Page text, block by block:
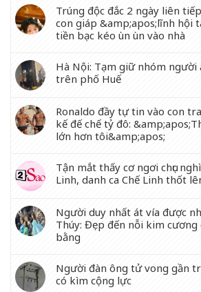
Trúng độc đắc 2 ngày liên
con giáp &amp;apos;lĩnh hội
tiền bạc kéo ùn ùn vào nhà
Hà Nội: Tạm giữ nhóm người
trên phố Huế
Ronaldo đầy tự tin vào con
kế đế chế tỷ đô:
lớn hơn tôi&amp;apos;
Tận mắt thấy cơ ngơi chục
Linh, danh ca Chế Linh thốt
Người duy nhất át vía được
Thúy: Đẹp đến nỗi kim cương
bằng
Người đàn ông tử vong gần
có kìm cộng lực